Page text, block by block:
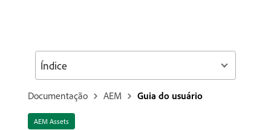
Documentação AEM Guia do usuário
AEM Assets
Índice